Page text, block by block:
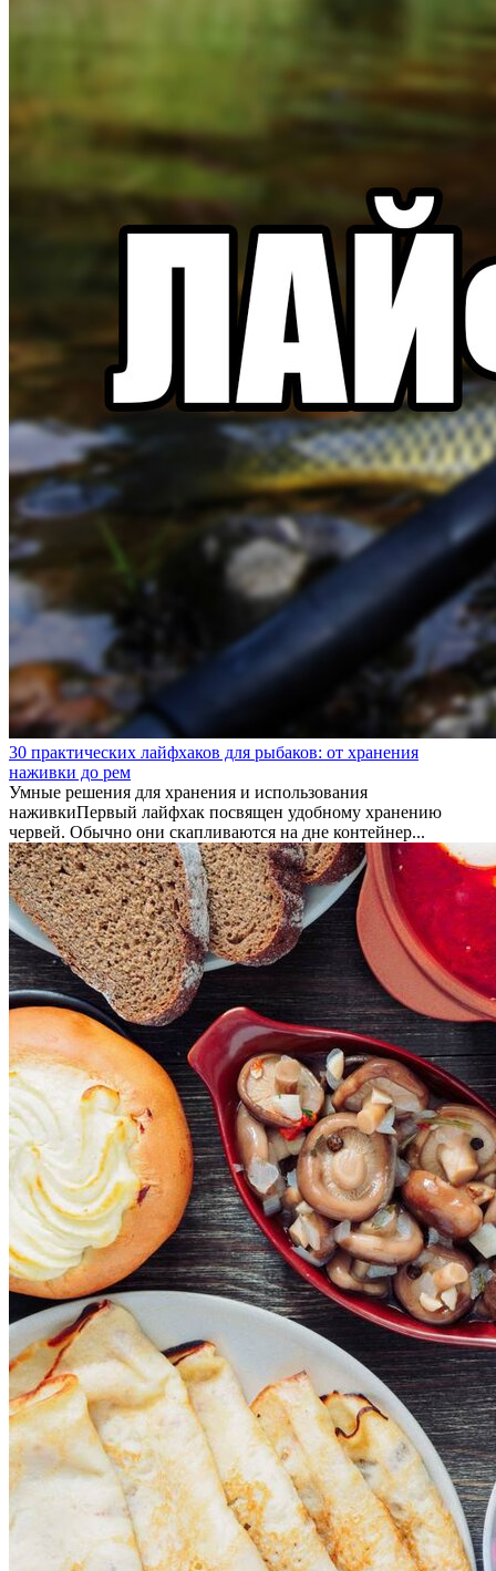
30 практических лайфхаков для рыбаков: от хранения
наживки до рем
Умные решения для хранения и использования
наживкиПервый лайфхак посвящен удобному хранению
червей. Обычно они скапливаются на дне контейнер...